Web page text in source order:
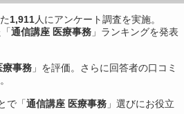
1,911人にアンケート調査を実施。
通信講座 医療事務 」ランキングを発表
療事務 」を評価。さらに回答者の口コミ
で「通信講座 医療事務 」選びにお役立